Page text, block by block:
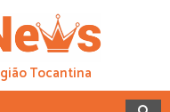
Tocantina